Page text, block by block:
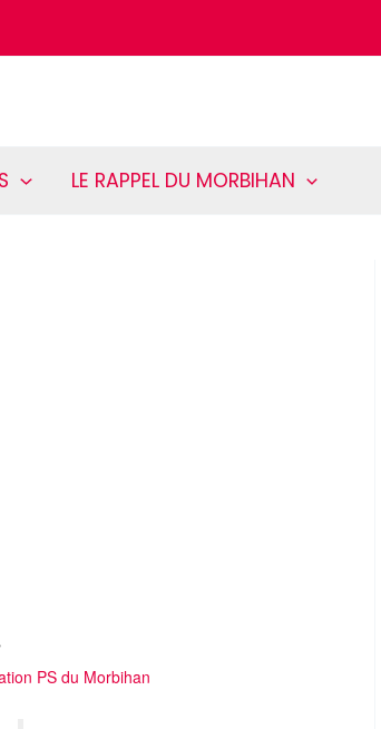
LE RAPPEL DU MORBIHAN
PS du Morbihan